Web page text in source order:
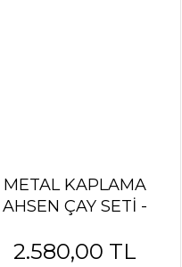
METAL KAPLAMA
AHSEN ÇAY SETİ -
2.580,00 TL